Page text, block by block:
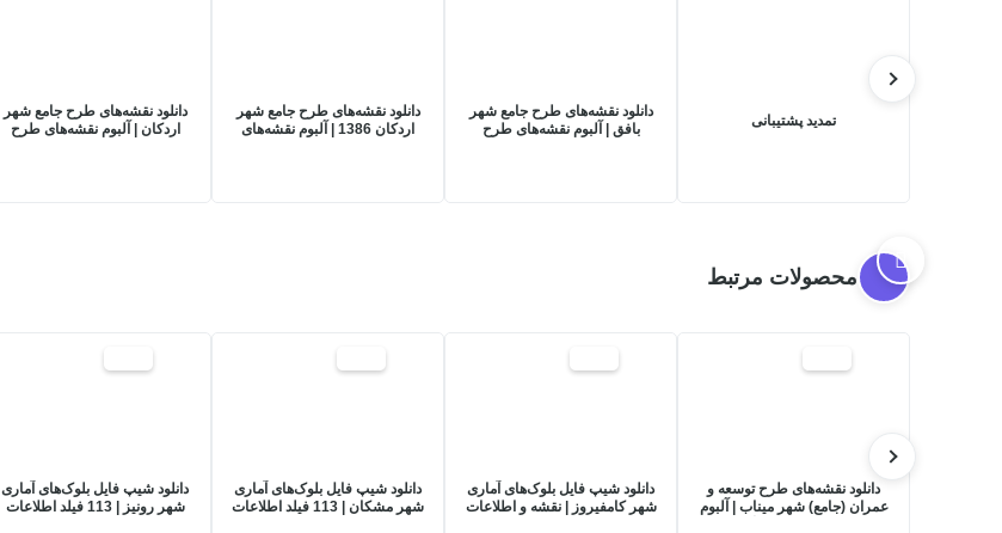
تمدید پشتیبانی
دانلود نقشه‌های طرح جامع شهر
بافق | آلبوم نقشه‌های طرح
دانلود نقشه‌های طرح جامع شهر
اردکان 1386 | آلبوم نقشه‌های
دانلود نقشه‌های طرح جامع شهر
اردکان | آلبوم نقشه‌های طرح
محصولات مرتبط
دانلود نقشه‌های طرح توسعه و
عمران (جامع) شهر میناب | آلبوم
دانلود شیپ فایل بلوک‌های آماری
شهر کامفیروز | نقشه و اطلاعات
دانلود شیپ فایل بلوک‌های آماری
شهر مشکان | 113 فیلد اطلاعات
دانلود شیپ فایل بلوک‌های آماری
شهر رونیز | 113 فیلد اطلاعات